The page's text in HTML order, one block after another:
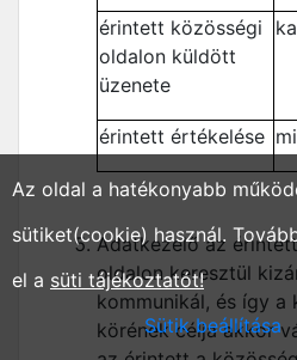
érintett közösségi
oldalon küldött
üzenete
érintett értékelése
Adatkezelő az
oldalon keresztül
kommunikál, és így a
körének célja akkor
Az oldal a hatékonyabb
sütiket(cookie) használ.
el a süti tájékoztatót!
Sütik beállítása